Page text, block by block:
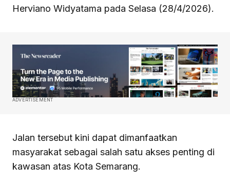
Herviano Widyatama pada Selasa (28/4/2026).
ADVERTISEMENT
Jalan tersebut kini dapat dimanfaatkan
masyarakat sebagai salah satu akses penting di
kawasan atas Kota Semarang.